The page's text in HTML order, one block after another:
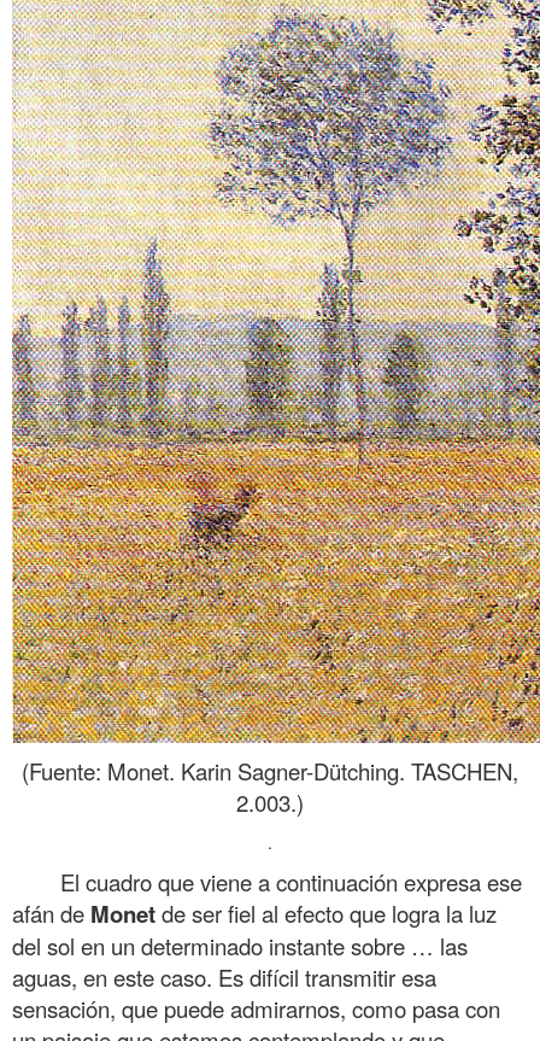
(Fuente: Monet. Karin Sagner-Dütching. TASCHEN,
2.003.)
.
El cuadro que viene a continuación expresa ese
afán de Monetde ser fiel al efecto que logra la luz
del sol en un determinado instante sobre … las
aguas, en este caso. Es difícil transmitir esa
sensación, que puede admirarnos, como pasa con